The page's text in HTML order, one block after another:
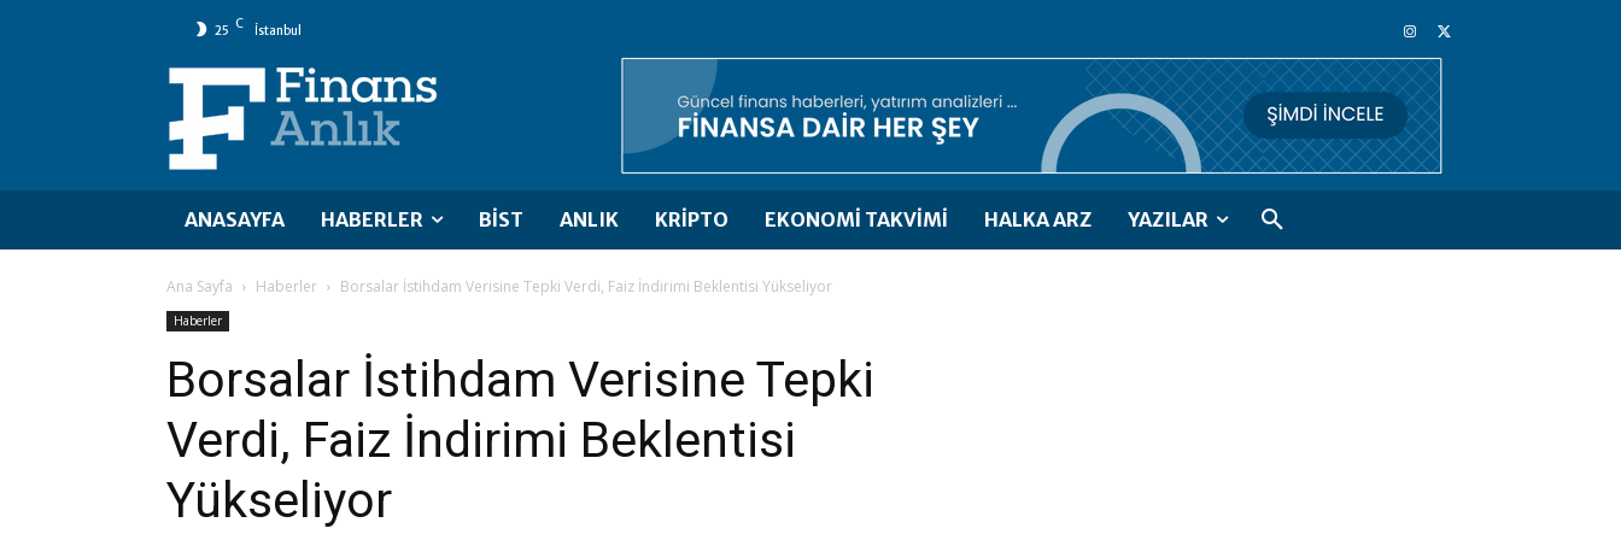
25 C İstanbul
ANASAYFA HABERLER BİST ANLIK KRİPTO EKONOMİ TAKVİMİ HALKA ARZ YAZILAR
Ana Sayfa Haberler Borsalar İstihdam Verisine Tepki Verdi, Faiz İndirimi Beklentisi Yükseliyor
Haberler
Borsalar İstihdam Verisine Tepki
Verdi, Faiz İndirimi Beklentisi
Yükseliyor